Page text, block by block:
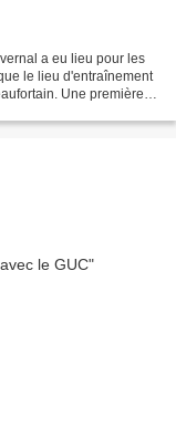
a eu lieu pour les
le lieu d'entraînement
Une première